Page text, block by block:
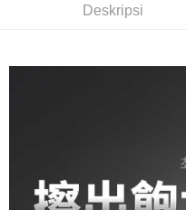
boleh melanjutkan tempoh
kepada AFTEE dalam tempoh
1. Jumlah yang diperakui untuk
NT$10,000. Amaun diperakui
keputusan pensijilan dan
2. Amaun perbelanjaan
3. Pada masa ini hanya
NT$100/pesanan |
NT$100/pesanan |
NT$100/pesanan |
NT$600 atau lebih
Deskripsi